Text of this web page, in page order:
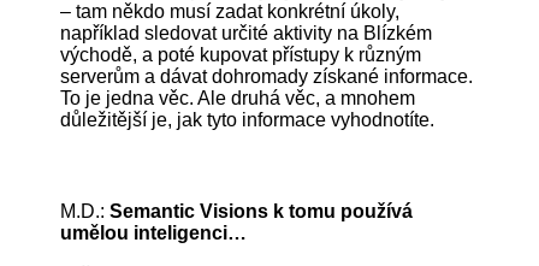
– tam někdo musí zadat konkrétní úkoly,
například sledovat určité aktivity na Blízkém
východě, a poté kupovat přístupy k různým
serverům a dávat dohromady získané informace.
To je jedna věc. Ale druhá věc, a mnohem
důležitější je, jak tyto informace vyhodnotíte.
M.D.: Semantic Visions k tomu používá
umělou inteligenci…